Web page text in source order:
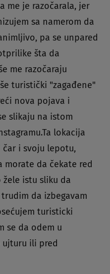
me je razočarala, jer
sa namerom da
pa se unpared
šta da
me razočaraju
turistički "zagađene"
nova pojava i
slikaju na istom
lokacija
i svoju lepotu,
morate da čekate red
istu sliku da
da izbegavam
turisticki
se da odem u
ujturu ili pred